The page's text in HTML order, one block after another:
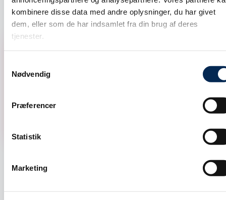
kombinere disse data med andre oplysninger, du har givet
dem, eller som de har indsamlet fra din brug af deres
tjenester.
Nødvendig
Præferencer
Statistik
Marketing